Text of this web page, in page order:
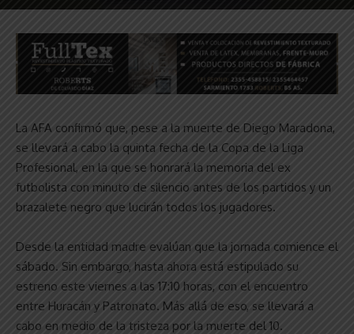
La AFA confirmó que, pese a la muerte de Diego Maradona,
se llevará a cabo la quinta fecha de la Copa de la Liga
Profesional, en la que se honrará la memoria del ex
futbolista con minuto de silencio antes de los partidos y un
brazalete negro que lucirán todos los jugadores.
Desde la entidad madre evalúan que la jornada comience el
sábado. Sin embargo, hasta ahora está estipulado su
estreno este viernes a las 17:10 horas, con el encuentro
entre Huracán y Patronato. Más allá de eso, se llevará a
cabo en medio de la tristeza por la muerte del 10.